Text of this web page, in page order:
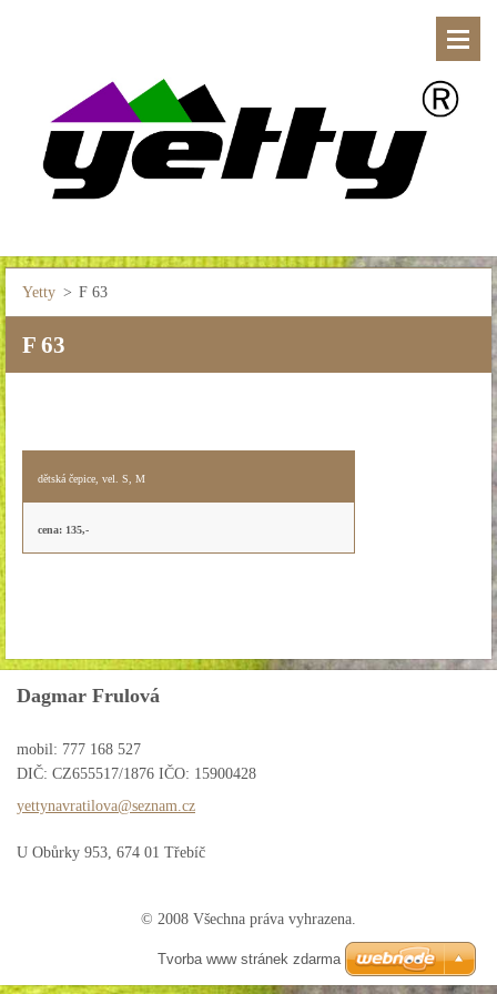
Yetty > F 63
F 63
dětská čepice, vel. S, M
cena: 135,-
Dagmar Frulová
mobil: 777 168 527
DIČ: CZ655517/1876 IČO: 15900428
yettynavratilova@seznam. cz
U Obůrky 953, 674 01 Třebíč
© 2008 Všechna práva vyhrazena.
Tvorba www stránek zdarma